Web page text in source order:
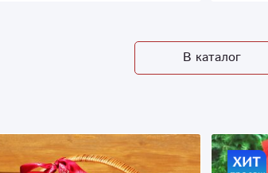
В каталог